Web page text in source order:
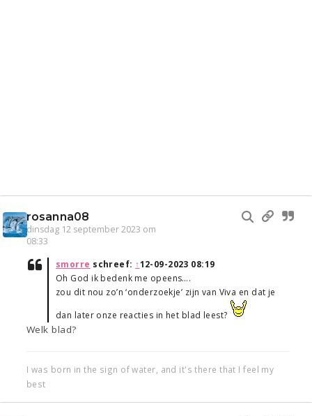
rosanna08
dinsdag 12 september 2023 om
08:33
smorre schreef: ↑12-09-2023 08:19
Oh God ik bedenk me opeens….
zou dit nou zo’n ‘onderzoekje’ zijn van Viva en dat je
dan later onze reacties in het blad leest?
Welk blad?
I was born in the sign of water, and it's there that I feel my
best